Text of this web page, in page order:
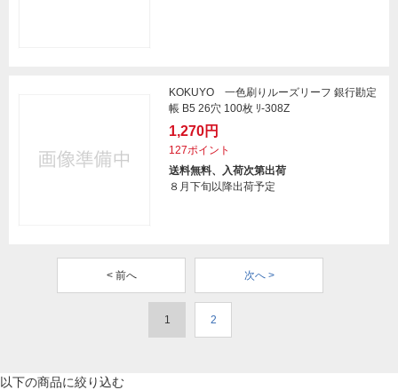
KOKUYO 一色刷りルーズリーフ 銀行勘定
帳 B5 26穴 100枚 ﾘ-308Z
1,270円
127ポイント
送料無料、入荷次第出荷
８月下旬以降出荷予定
< 前へ 次へ >
1 2
以下の商品に絞り込む